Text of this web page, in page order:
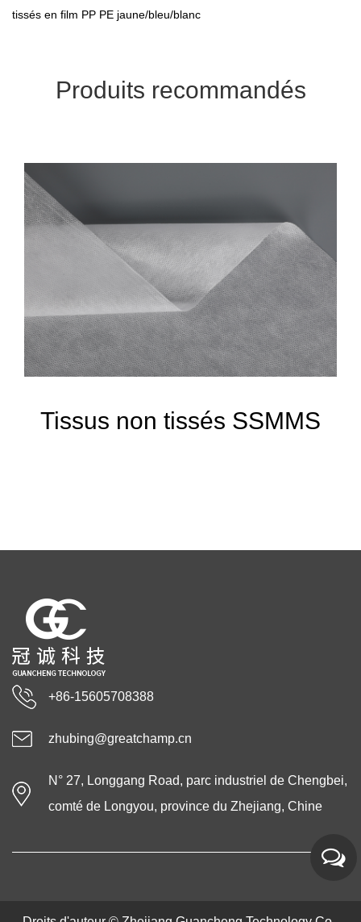
tissés en film PP PE jaune/bleu/blanc
Produits recommandés
Tissus non tissés SSMMS
+86-15605708388
zhubing@greatchamp.cn
N° 27, Longgang Road, parc industriel de Chengbei,
comté de Longyou, province du Zhejiang, Chine